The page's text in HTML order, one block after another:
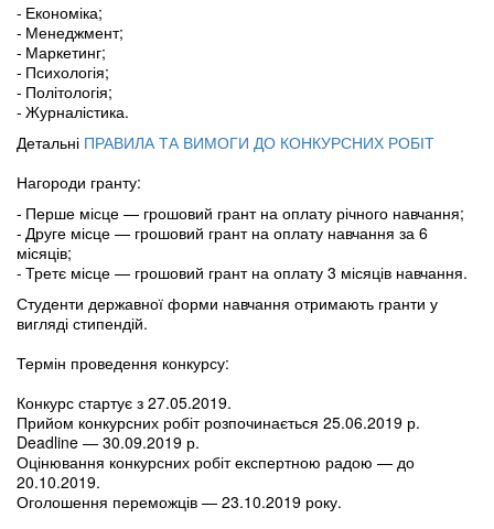
Економіка;
Менеджмент;
Маркетинг;
Психологія;
Політологія;
Журналістика.
Детальні ПРАВИЛА ТА ВИМОГИ ДО КОНКУРСНИХ РОБІТ
Нагороди гранту:
Перше місце — грошовий грант на оплату річного навчання;
Друге місце — грошовий грант на оплату навчання за 6
місяців;
Третє місце — грошовий грант на оплату 3 місяців навчання.
Студенти державної форми навчання отримають гранти у
вигляді стипендій.
Термін проведення конкурсу:
Конкурс стартує з 27.05.2019.
Прийом конкурсних робіт розпочинається 25.06.2019 р.
Deadline — 30.09.2019 р.
Оцінювання конкурсних робіт експертною радою — до
20.10.2019.
Оголошення переможців — 23.10.2019 року.